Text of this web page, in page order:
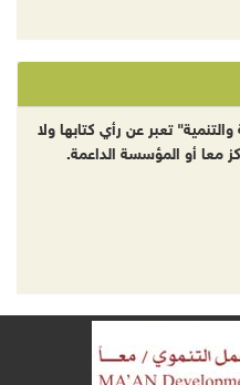
تعبر عن رأي كتابها ولا
معا أو المؤسسة الداعمة.